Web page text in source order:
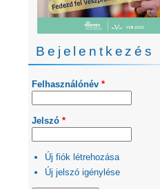
Bejelentkezés
Felhasználónév *
Jelszó *
Új fiók létrehozása
Új jelszó igénylése